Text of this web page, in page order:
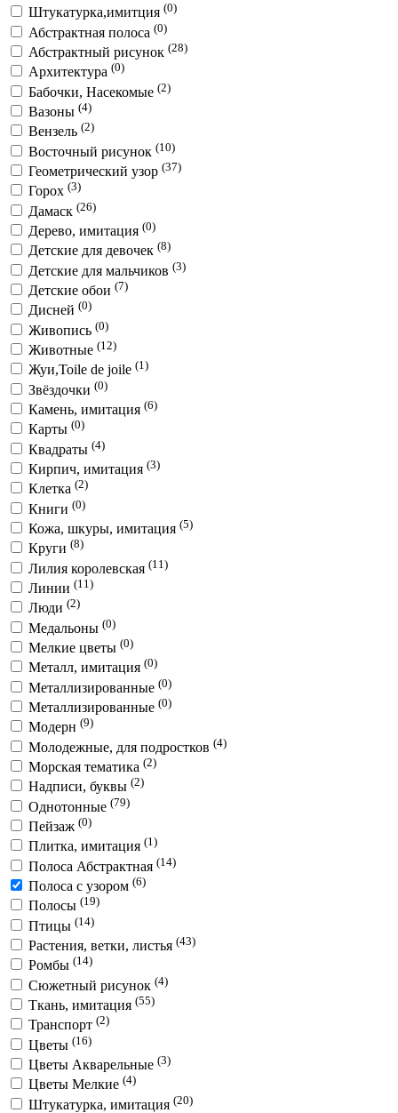
Штукатурка,имитция (0)
Абстрактная полоса (0)
Абстрактный рисунок (28)
Архитектура (0)
Бабочки, Насекомые (2)
Вазоны (4)
Вензель (2)
Восточный рисунок (10)
Геометрический узор (37)
Горох (3)
Дамаск (26)
Дерево, имитация (0)
Детские для девочек (8)
Детские для мальчиков (3)
Детские обои (7)
Дисней (0)
Живопись (0)
Животные (12)
Жуи,Toile de joile (1)
Звёздочки (0)
Камень, имитация (6)
Карты (0)
Квадраты (4)
Кирпич, имитация (3)
Клетка (2)
Книги (0)
Кожа, шкуры, имитация (5)
Круги (8)
Лилия королевская (11)
Линии (11)
Люди (2)
Медальоны (0)
Мелкие цветы (0)
Металл, имитация (0)
Металлизированные (0)
Металлизированные (0)
Модерн (9)
Молодежные, для подростков (4)
Морская тематика (2)
Надписи, буквы (2)
Однотонные (79)
Пейзаж (0)
Плитка, имитация (1)
Полоса Абстрактная (14)
Полоса с узором (6)
Полосы (19)
Птицы (14)
Растения, ветки, листья (43)
Ромбы (14)
Сюжетный рисунок (4)
Ткань, имитация (55)
Транспорт (2)
Цветы (16)
Цветы Акварельные (3)
Цветы Мелкие (4)
Штукатурка, имитация (20)